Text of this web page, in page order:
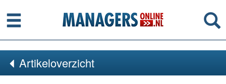
Menu
Artikeloverzicht